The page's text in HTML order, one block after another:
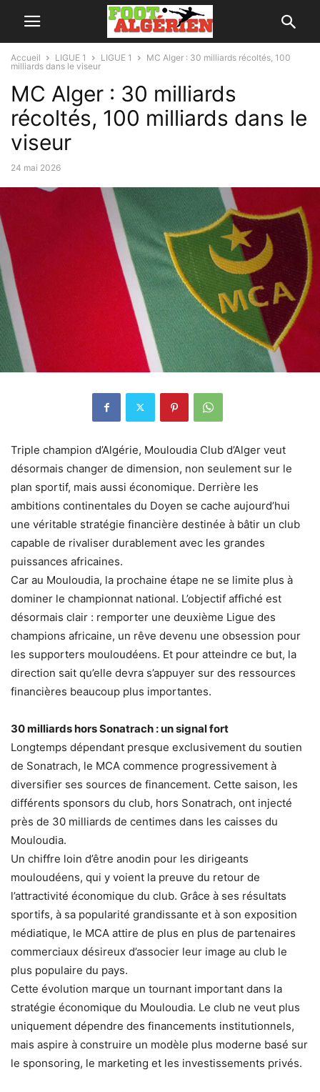
Accueil LIGUE 1 LIGUE 1
MC Alger : 30 milliards récoltés, 100
milliards dans le viseur
MC Alger : 30 milliards
récoltés, 100 milliards dans le
viseur
24 mai 2026
Triple champion d’Algérie, Mouloudia Club d’Alger veut
désormais changer de dimension, non seulement sur le
plan sportif, mais aussi économique. Derrière les
ambitions continentales du Doyen se cache aujourd’hui
une véritable stratégie financière destinée à bâtir un club
capable de rivaliser durablement avec les grandes
puissances africaines.
Car au Mouloudia, la prochaine étape ne se limite plus à
dominer le championnat national. L’objectif affiché est
désormais clair : remporter une deuxième Ligue des
champions africaine, un rêve devenu une obsession pour
les supporters mouloudéens. Et pour atteindre ce but, la
direction sait qu’elle devra s’appuyer sur des ressources
financières beaucoup plus importantes.
30 milliards hors Sonatrach : un signal fort
Longtemps dépendant presque exclusivement du soutien
de Sonatrach, le MCA commence progressivement à
diversifier ses sources de financement. Cette saison, les
différents sponsors du club, hors Sonatrach, ont injecté
près de 30 milliards de centimes dans les caisses du
Mouloudia.
Un chiffre loin d’être anodin pour les dirigeants
mouloudéens, qui y voient la preuve du retour de
l’attractivité économique du club. Grâce à ses résultats
sportifs, à sa popularité grandissante et à son exposition
médiatique, le MCA attire de plus en plus de partenaires
commerciaux désireux d’associer leur image au club le
plus populaire du pays.
Cette évolution marque un tournant important dans la
stratégie économique du Mouloudia. Le club ne veut plus
uniquement dépendre des financements institutionnels,
mais aspire à construire un modèle plus moderne basé sur
le sponsoring, le marketing et les investissements privés.